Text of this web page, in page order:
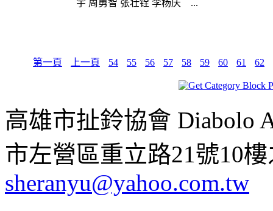
宇 周勇智 张壮铨 李杨庆 ...
第一頁 上一頁 54 55 56 57 58 59 60 61 62
高雄市扯鈴協會 Diabolo
市左營區重立路21號10
sheranyu@yahoo.com.tw